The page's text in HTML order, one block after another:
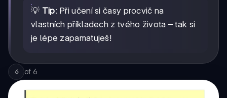
💡 Tip: Při učení si časy procvič na
vlastních příkladech z tvého života – tak si
je lépe zapamatuješ!
6 of 6